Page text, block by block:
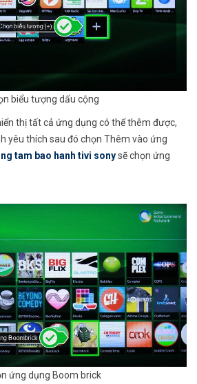
biểu tượng dấu cộng
thị tất cả ứng dụng có thể thêm được,
yêu thích sau đó chọn Thêm vào ứng
tam bao hanh tivi sonysẽ chọn ứng
ứng dụng Boom brick